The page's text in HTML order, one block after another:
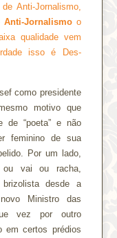
Anti-Jornalismo,
Anti-Jornalismoo
qualidade vem
isso é Des-
como presidente
motivo que
de “poeta” e não
feminino de sua
Por um lado,
ou vai ou racha,
desde a
Ministro das
vez por outro
em certos prédios